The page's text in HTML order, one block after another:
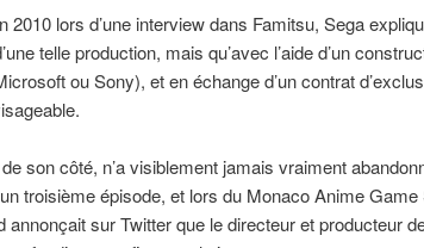
2010 lors d’une interview dans Famitsu, Sega
telle production, mais qu’avec l’aide d’un
ou Sony), et en échange d’un contrat
son côté, n’a visiblement jamais vraiment
troisième épisode, et lors du Monaco Anime Game
annonçait sur Twitter que le directeur et producteur